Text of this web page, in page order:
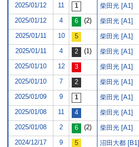
2025/01/12 11 柴田光 [A1]
2025/01/12 4 (2) 柴田光 [A1]
2025/01/11 10 柴田光 [A1]
2025/01/11 4 (1) 柴田光 [A1]
2025/01/10 12 柴田光 [A1]
2025/01/10 7 柴田光 [A1]
2025/01/09 9 柴田光 [A1]
2025/01/08 11 柴田光 [A1]
2025/01/08 2 (2) 柴田光 [A1]
2024/12/17 9 沼田大都 [B1]